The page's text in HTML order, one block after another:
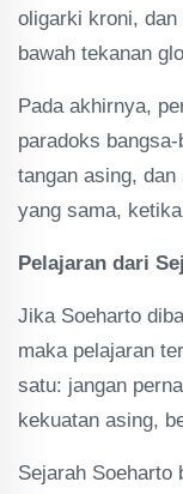
oligarki kroni, dan
bawah tekanan
Pada akhirnya,
paradoks
tangan asing,
yang sama,
Pelajaran dari
Jika Soeharto
maka pelajaran
satu: jangan
kekuatan asing,
Sejarah Soeharto